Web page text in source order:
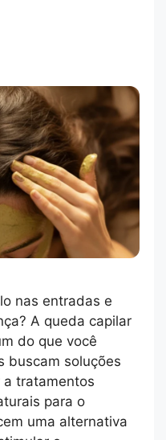
nas entradas e
A queda capilar
do que você
buscam soluções
tratamentos
para o
uma alternativa